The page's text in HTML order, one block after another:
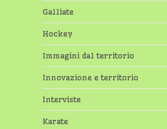
Galliate
Hockey
Immagini dal territorio
Innovazione e territorio
Interviste
Karate